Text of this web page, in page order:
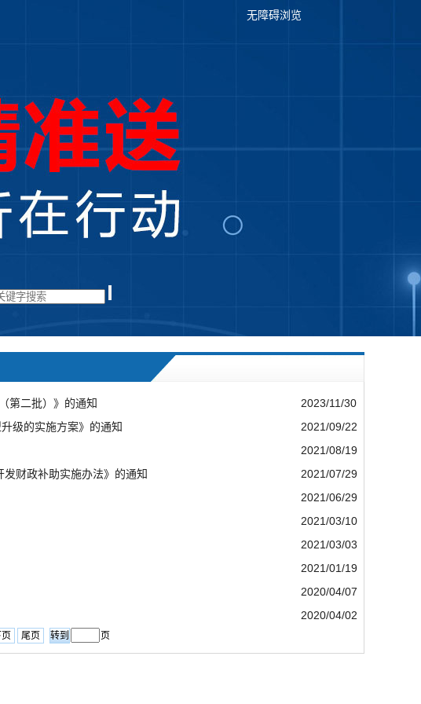
无障碍浏览
第二批）》的通知
2023/11/30
级的实施方案》的通知
2021/09/22
2021/08/19
财政补助实施办法》的通知
2021/07/29
2021/06/29
2021/03/10
2021/03/03
2021/01/19
2020/04/07
2020/04/02
页 尾页 页